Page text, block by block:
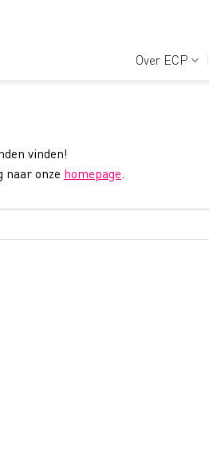
Over ECP
vinden!
naar onze homepage